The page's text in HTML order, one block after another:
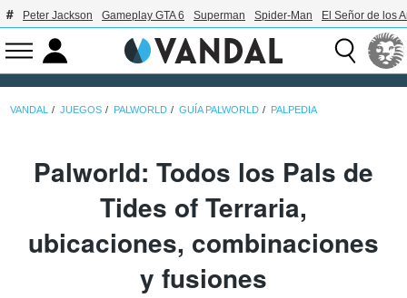
Peter Jackson Gameplay GTA 6 Superman Spider-Man El Señor de los
VANDAL JUEGOS PALWORLD GUÍA PALWORLD PALPEDIA
Palworld: Todos los Pals de
Tides of Terraria,
ubicaciones, combinaciones
y fusiones